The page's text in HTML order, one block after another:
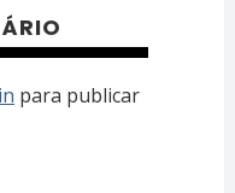
para publicar